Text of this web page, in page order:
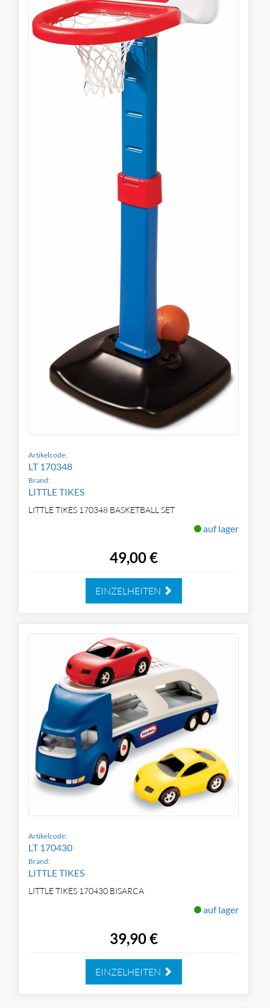
Artikelcode:
LT 170348
Brand:
LITTLE TIKES
LITTLE TIKES 170348 BASKETBALL SET
auf lager
49,00 €
EINZELHEITEN
Artikelcode:
LT 170430
Brand:
LITTLE TIKES
LITTLE TIKES 170430 BISARCA
auf lager
39,90 €
EINZELHEITEN